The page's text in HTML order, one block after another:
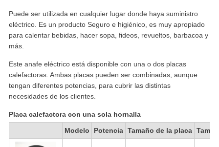
Puede ser utilizada en cualquier lugar donde haya suministro
eléctrico. Es un producto Seguro e higiénico, es muy apropiado
para calentar bebidas, hacer sopa, fideos, revueltos, barbacoa y
más.
Este anafe eléctrico está disponible con una o dos placas
calefactoras. Ambas placas pueden ser combinadas, aunque
tengan diferentes potencias, para cubrir las distintas
necesidades de los clientes.
Placa calefactora con una sola hornalla
Modelo Potencia Tamaño de la placa